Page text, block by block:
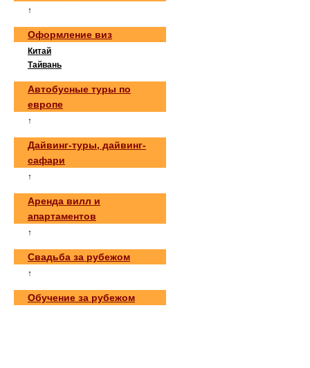
↑
Оформление виз
Китай
Тайвань
Автобусные туры по
европе
↑
Дайвинг-туры, дайвинг-
сафари
↑
Аренда вилл и
апартаментов
↑
Свадьба за рубежом
↑
Обучение за рубежом